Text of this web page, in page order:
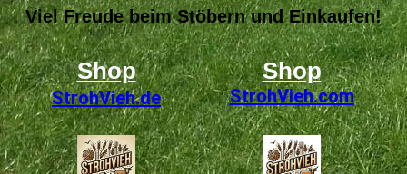
Viel Freude beim Stöbern und Einkaufen!
Shop
StrohVieh.de
Shop
StrohVieh.com